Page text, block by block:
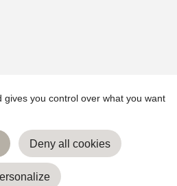
gives you control over what you want
Deny all cookies